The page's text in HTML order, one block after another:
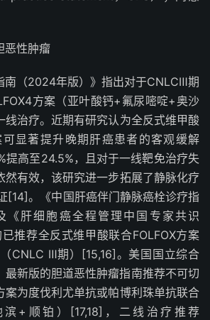
恶性肿瘤
南（2024年版）》指出对于CNLCⅢ期
方案（亚叶酸钙+ 氟尿嘧啶+ 奥沙
线治疗。近期有研究认为全反式维甲酸
显著提升晚期肝癌患者的客观缓解
提高至24.5%，且对于一线靶免治疗失
然有效，该研究进一步拓展了静脉化疗
[14]。《中国肝癌伴门静脉癌栓诊疗指
《肝细胞癌全程管理中国专家共识
推荐全反式维甲酸联合FOLFOX方案
（CNLC Ⅲ期） [15,16] 。美国国立综合
最新版的胆道恶性肿瘤指南推荐不可切
案为度伐利尤单抗或帕博利珠单抗联合
滨 + 顺铂） [17,18] ，二线治疗推荐